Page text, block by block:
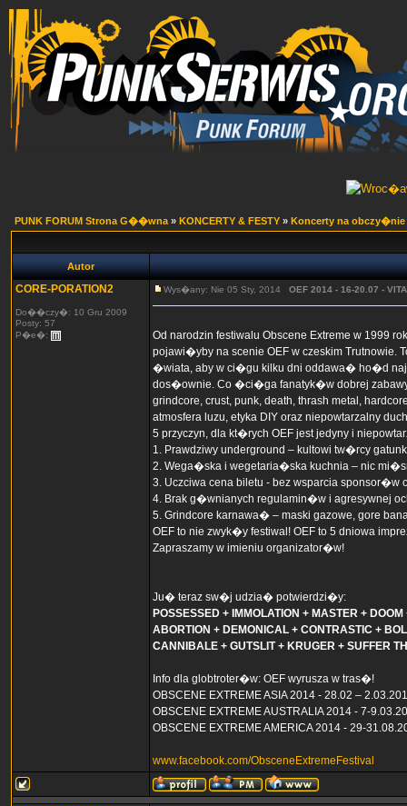
PUNK FORUM Strona G��wna » KONCERTY & FESTY » Koncerty na obczy�nie
Autor
CORE-PORATION2
Do��czy�: 10 Gru 2009
Posty: 57
P�e�:
Wys�any: Nie 05 Sty, 2014 OEF 2014 - 16-20.07 -
Od narodzin festiwalu Obscene Extreme w 1999
pojawi�yby na scenie OEF w czeskim
�wiata, aby w ci�gu kilku dni oddawa� ho�d
dos�ownie. Co �ci�ga fanatyk�w dobrej
grindcore, crust, punk, death, thrash metal,
atmosfera luzu, etyka DIY oraz niepowtarzalny
5 przyczyn, dla kt�rych OEF jest jedyny i
1. Prawdziwy underground – kultowi tw�rcy
2. Wega�ska i wegetaria�ska kuchnia – nic
3. Uczciwa cena biletu - bez wsparcia sponsor�w
4. Brak g�wnianych regulamin�w i agresywnej
5. Grindcore karnawa� – maski gazowe, gore
OEF to nie zwyk�y festiwal! OEF to 5 dniowa
Zapraszamy w imieniu organizator�w!
Ju� teraz sw�j udzia� potwierdzi�y:
POSSESSED + IMMOLATION + MASTER +
ABORTION + DEMONICAL + CONTRASTIC +
CANNIBALE + GUTSLIT + KRUGER + SUFFER
Info dla globtroter�w: OEF wyrusza w tras�!
OBSCENE EXTREME ASIA 2014 - 28.02 –
OBSCENE EXTREME AUSTRALIA 2014 - 7-
OBSCENE EXTREME AMERICA 2014 - 29-
www.facebook.com/ObsceneExtremeFestival